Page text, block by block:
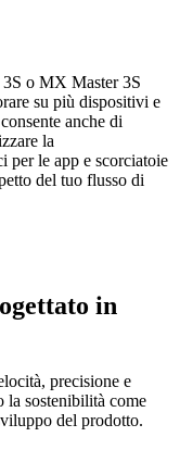
o MX Master 3S
su più dispositivi e
anche di
la
per le app e scorciatoie
del tuo flusso di
in
precisione e
la sostenibilità come
del prodotto.